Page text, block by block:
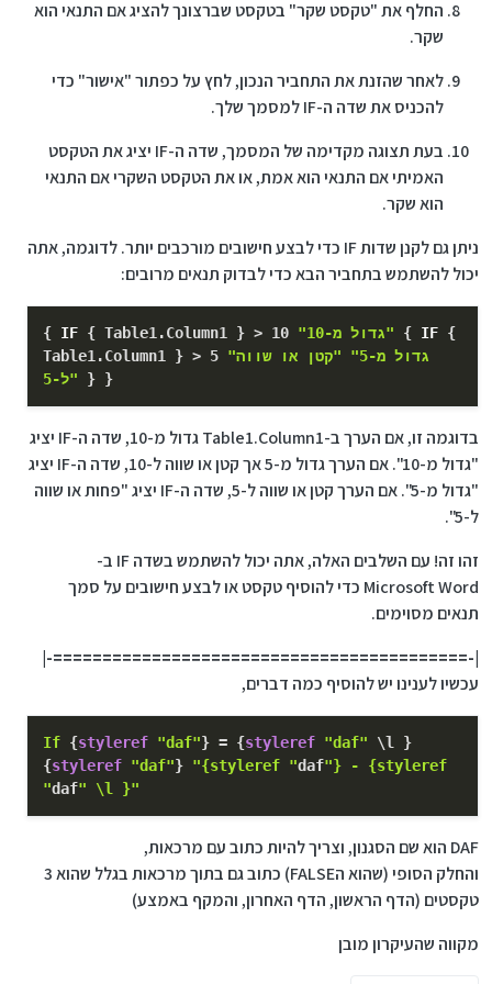
החלף את "טקסט שקר" בטקסט שברצונך להציג אם התנאי הוא
שקר.
לאחר שהזנת את התחביר הנכון, לחץ על כפתור "אישור" כדי
להכניס את שדה ה-IF למסמך שלך.
בעת תצוגה מקדימה של המסמך, שדה ה-IF יציג את הטקסט
האמיתי אם התנאי הוא אמת, או את הטקסט השקרי אם התנאי
הוא שקר.
ניתן גם לקנן שדות IF כדי לבצע חישובים מורכבים יותר. לדוגמה, אתה
יכול להשתמש בתחביר הבא כדי לבדוק תנאים מרובים:
{ IF { Table1.Column1 } > 10 "גדול מ-10" { IF {
Table1.Column1 } > 5 "גדול מ-5"
"קטן או שווה
ל-5"
} }
בדוגמה זו, אם הערך ב-Table1.Column1 גדול מ-10, שדה ה-IF יציג
"גדול מ-10". אם הערך גדול מ-5 אך קטן או שווה ל-10, שדה ה-IF יציג
"גדול מ-5". אם הערך קטן או שווה ל-5, שדה ה-IF יציג "פחות או שווה
ל-5".
זהו זה! עם השלבים האלה, אתה יכול להשתמש בשדה IF ב-
Microsoft Word כדי להוסיף טקסט או לבצע חישובים על סמך
תנאים מסוימים.
|-==========================================-|
עכשיו לענינו יש להוסיף כמה דברים,
If {styleref "daf"} = {styleref "daf" \l }
{styleref "daf"} "{styleref "daf"} - {styleref
"daf" \l }"
DAF הוא שם הסגנון, וצריך להיות כתוב עם מרכאות,
והחלק הסופי (שהוא הFALSE) כתוב גם בתוך מרכאות בגלל שהוא 3
טקסטים (הדף הראשון, הדף האחרון, והמקף באמצע)
מקווה שהעיקרון מובן